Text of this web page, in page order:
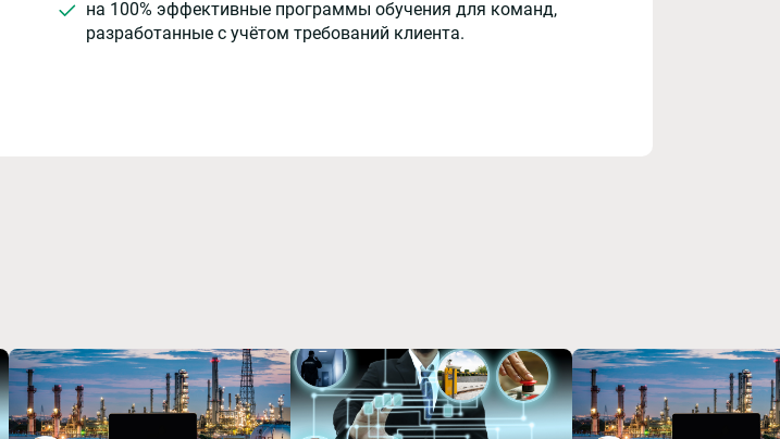
на 100% эффективные программы обучения для команд,
разработанные с учётом требований клиента.